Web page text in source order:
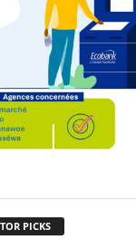
PICKS